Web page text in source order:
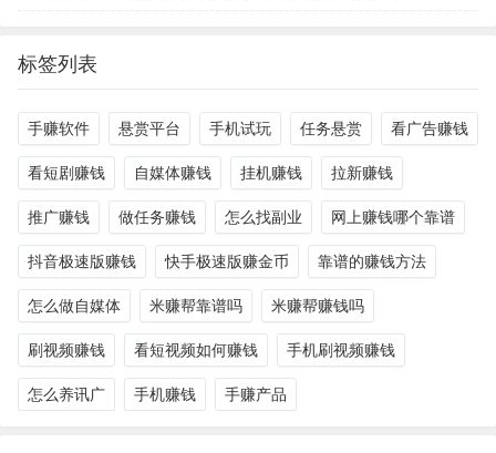
标签列表
手赚软件 悬赏平台 手机试玩 任务悬赏 看广告赚钱
看短剧赚钱 自媒体赚钱 挂机赚钱 拉新赚钱
推广赚钱 做任务赚钱 怎么找副业 网上赚钱哪个靠谱
抖音极速版赚钱 快手极速版赚金币 靠谱的赚钱方法
怎么做自媒体 米赚帮靠谱吗 米赚帮赚钱吗
刷视频赚钱 看短视频如何赚钱 手机刷视频赚钱
怎么养讯广 手机赚钱 手赚产品